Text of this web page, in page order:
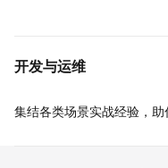
开发与运维
集结各类场景实战经验，